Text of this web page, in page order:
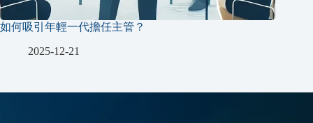
如何吸引年輕一代擔任主管？
2025-12-21